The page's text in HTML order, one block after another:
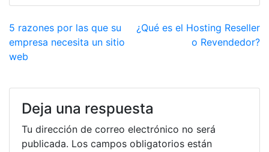
5 razones por las que su
empresa necesita un sitio
web
¿Qué es el Hosting Reseller
o Revendedor?
Deja una respuesta
Tu dirección de correo electrónico no será
publicada. Los campos obligatorios están